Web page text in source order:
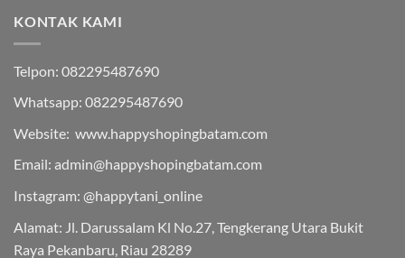
KONTAK KAMI
Telpon: 082295487690
Whatsapp: 082295487690
Website: www.happyshopingbatam.com
Email: admin@happyshopingbatam.com
Instagram: @happytani_online
Alamat: Jl. Darussalam Kl No.27, Tengkerang Utara Bukit
Raya Pekanbaru, Riau 28289